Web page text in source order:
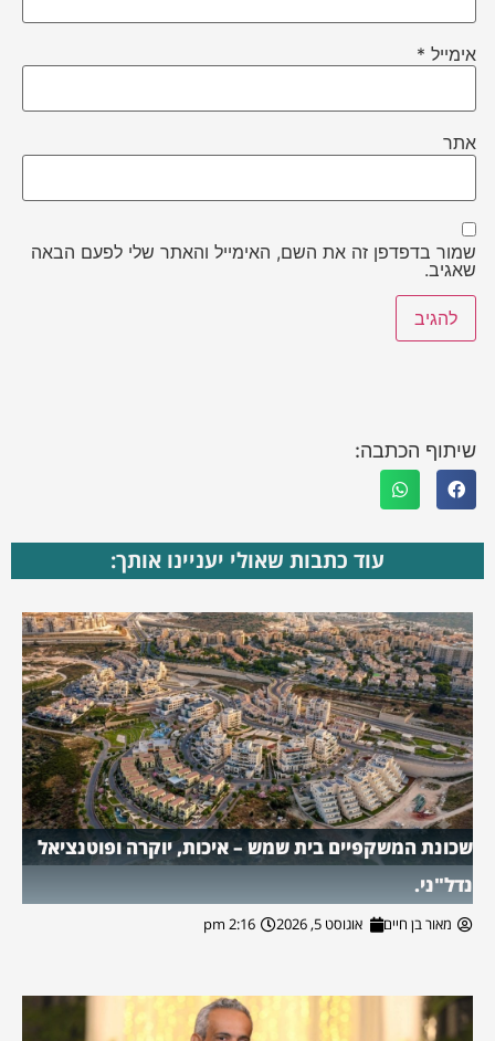
אימייל *
אתר
שמור בדפדפן זה את השם, האימייל והאתר שלי לפעם הבאה
שאגיב.
שיתוף הכתבה:
עוד כתבות שאולי יעניינו אותך:
שכונת המשקפיים בית שמש – איכות, יוקרה ופוטנציאל
נדל"ני.
מאור בן חיים אוגוסט 5, 2026 2:16 pm